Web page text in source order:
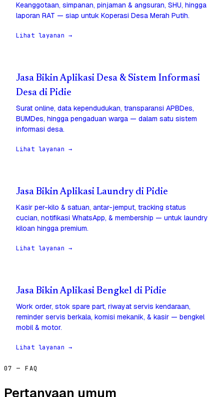
Keanggotaan, simpanan, pinjaman & angsuran, SHU, hingga
laporan RAT — siap untuk Koperasi Desa Merah Putih.
Lihat layanan →
Jasa Bikin Aplikasi Desa & Sistem Informasi
Desa di Pidie
Surat online, data kependudukan, transparansi APBDes,
BUMDes, hingga pengaduan warga — dalam satu sistem
informasi desa.
Lihat layanan →
Jasa Bikin Aplikasi Laundry di Pidie
Kasir per-kilo & satuan, antar-jemput, tracking status
cucian, notifikasi WhatsApp, & membership — untuk laundry
kiloan hingga premium.
Lihat layanan →
Jasa Bikin Aplikasi Bengkel di Pidie
Work order, stok spare part, riwayat servis kendaraan,
reminder servis berkala, komisi mekanik, & kasir — bengkel
mobil & motor.
Lihat layanan →
07 — FAQ
Pertanyaan umum